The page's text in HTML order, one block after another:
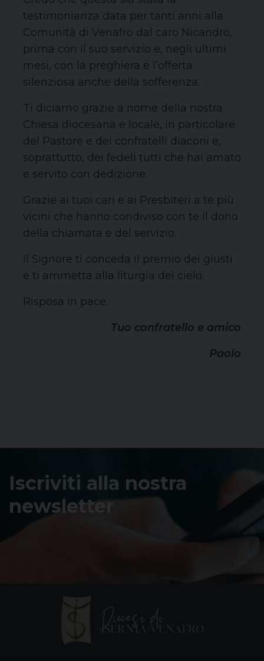
testimonianza data per tanti anni alla
Comunità di Venafro dal caro Nicandro,
prima con il suo servizio e, negli ultimi
mesi, con la preghiera e l’offerta
silenziosa anche della sofferenza.
Ti diciamo grazie a nome della nostra
Chiesa diocesana e locale, in particolare
del Pastore e dei confratelli diaconi e,
soprattutto, dei fedeli tutti che hai amato
e servito con dedizione.
Grazie ai tuoi cari e ai Presbiteri a te più
vicini che hanno condiviso con te il dono
della chiamata e del servizio.
Il Signore ti conceda il premio dei giusti
e ti ammetta alla liturgia del cielo.
Risposa in pace.
Tuo confratello e amico
Paolo
Iscriviti alla nostra
newsletter